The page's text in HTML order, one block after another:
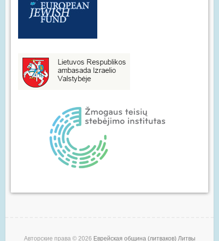
Авторские права © 2026 Еврейская община (литваков) Литвы